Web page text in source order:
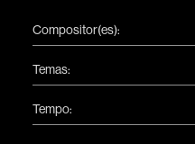
Compositor(es):
Temas:
Tempo: